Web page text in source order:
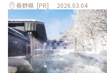
長野県 [PR] 2026.03.04